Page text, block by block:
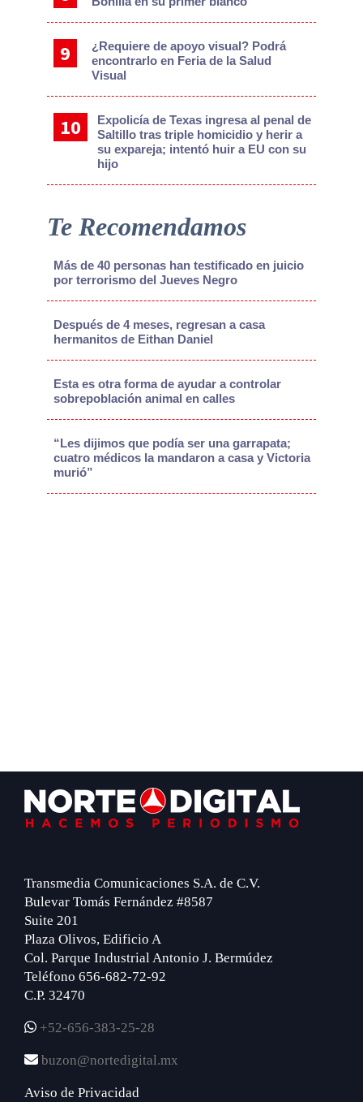
¿Requiere de apoyo visual? Podrá
encontrarlo en Feria de la Salud
Visual
Expolicía de Texas ingresa al penal de
Saltillo tras triple homicidio y herir a
su expareja; intentó huir a EU con su
hijo
Te Recomendamos
Más de 40 personas han testificado en juicio
por terrorismo del Jueves Negro
Después de 4 meses, regresan a casa
hermanitos de Eithan Daniel
Esta es otra forma de ayudar a controlar
sobrepoblación animal en calles
“Les dijimos que podía ser una garrapata;
cuatro médicos la mandaron a casa y Victoria
murió”
Footer
Transmedia Comunicaciones S.A. de C.V.
Bulevar Tomás Fernández #8587
Suite 201
Plaza Olivos, Edificio A
Col. Parque Industrial Antonio J. Bermúdez
Teléfono 656-682-72-92
C.P. 32470
+52-656-383-25-28
buzon@nortedigital.mx
Aviso de Privacidad